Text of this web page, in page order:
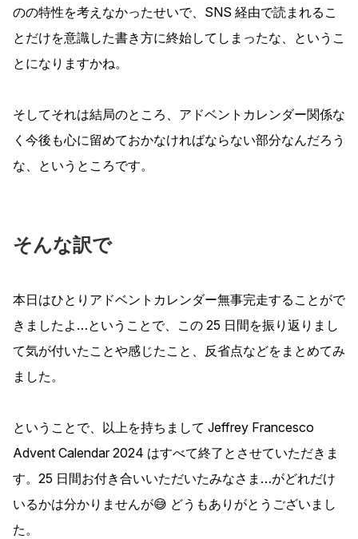
のの特性を考えなかったせいで、SNS 経由で読まれるこ
とだけを意識した書き方に終始してしまったな、というこ
とになりますかね。
そしてそれは結局のところ、アドベントカレンダー関係な
く今後も心に留めておかなければならない部分なんだろう
な、というところです。
そんな訳で
本日はひとりアドベントカレンダー無事完走することがで
きましたよ…ということで、この 25 日間を振り返りまし
て気が付いたことや感じたこと、反省点などをまとめてみ
ました。
ということで、以上を持ちまして Jeffrey Francesco
Advent Calendar 2024 はすべて終了とさせていただきま
す。25 日間お付き合いいただいたみなさま…がどれだけ
いるかは分かりませんが😅 どうもありがとうございまし
た。